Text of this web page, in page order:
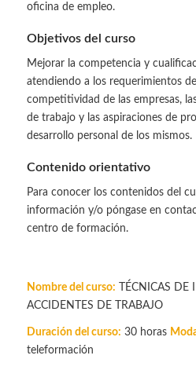
oficina de empleo.
Objetivos del curso
Mejorar la competencia y
atendiendo a los requerimientos
competitividad de las empresas,
de trabajo y las aspiraciones de
desarrollo personal de los mismos.
Contenido orientativo
Para conocer los contenidos del
información y/o póngase en
centro de formación.
Nombre del curso: TÉCNICAS DE
ACCIDENTES DE TRABAJO
Duración del curso: 30 horas
teleformación